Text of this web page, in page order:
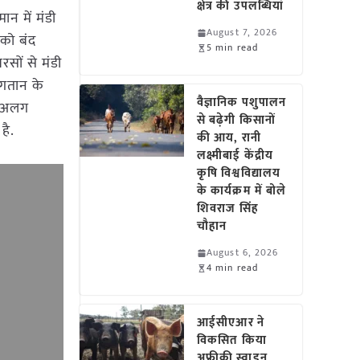
में मंडी
बंद
से मंडी
के
अलग
क्षेत्र की उपलब्धियां
August 7, 2026
5 min read
वैज्ञानिक पशुपालन
से बढ़ेगी किसानों
की आय, रानी
लक्ष्मीबाई केंद्रीय
कृषि विश्वविद्यालय
के कार्यक्रम में बोले
शिवराज सिंह
चौहान
August 6, 2026
4 min read
आईसीएआर ने
विकसित किया